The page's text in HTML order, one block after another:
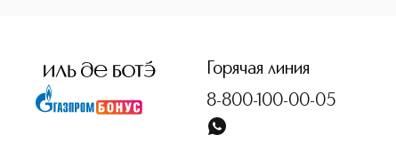
Горячая линия
8-800-100-00-05